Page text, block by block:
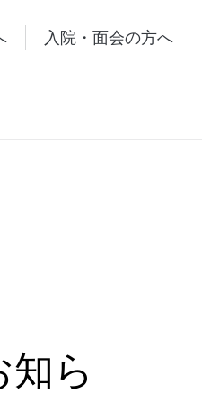
入院・面会の方へ
知ら